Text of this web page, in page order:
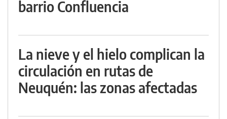
barrio Confluencia
La nieve y el hielo complican la
circulación en rutas de
Neuquén: las zonas afectadas